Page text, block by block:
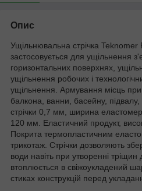
Опис
Ущільнювальна стрічка
застосовується для ущільнення
горизонтальних поверхнях,
ущільнення робочих і
ущільнення. Армування місць
балкона, ванни, басейну, підвалу,
стрічки 0,7 мм, ширина
120 мм. Еластичний продукт,
Покрита термопластичним
трикотаж. Стрічки дозволяють
води навіть при утворенні
втоплюється в свіжоукладений шар
стиках конструкцій перед